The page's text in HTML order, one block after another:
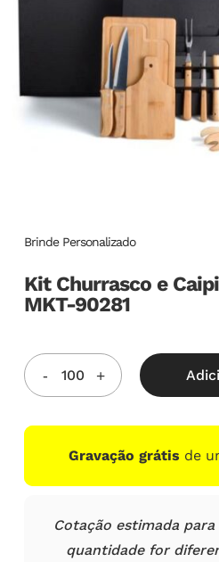
Brinde Personalizado
Kit Churrasco e
MKT-90281
Gravação grátis de
Cotação estimada para
quantidade for